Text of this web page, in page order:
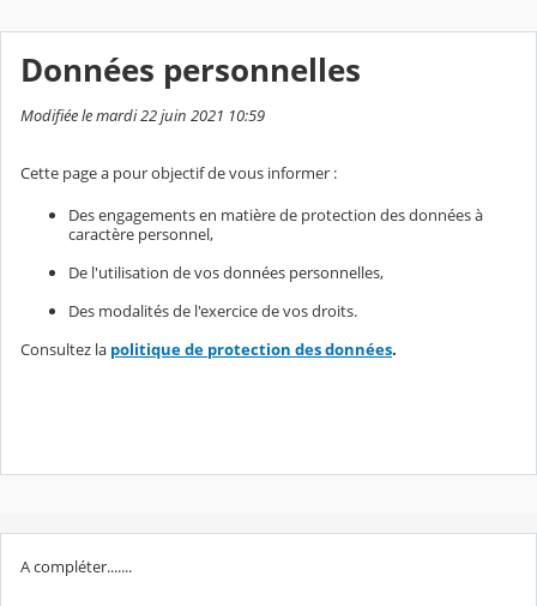
Données personnelles
Modifiée le mardi 22 juin 2021 10:59
Cette page a pour objectif de vous informer :
Des engagements en matière de protection des données à
caractère personnel,
De l'utilisation de vos données personnelles,
Des modalités de l'exercice de vos droits.
Consultez la politique de protection des données.
A compléter.......